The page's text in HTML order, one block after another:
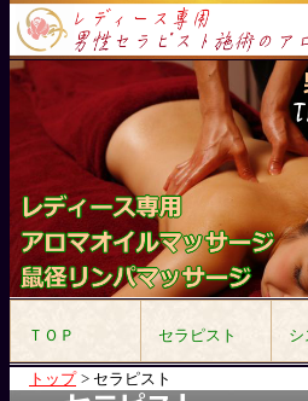
ＴＯＰ セラピスト シ
トップ > セラピスト